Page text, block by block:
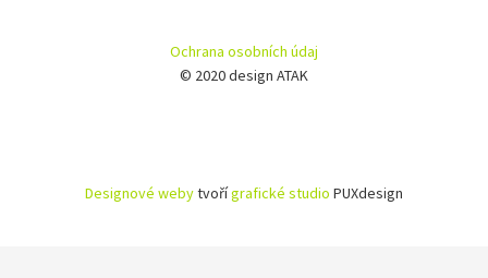
Ochrana osobních údaj
© 2020 design ATAK
Designové webytvořígrafické studio PUXdesign